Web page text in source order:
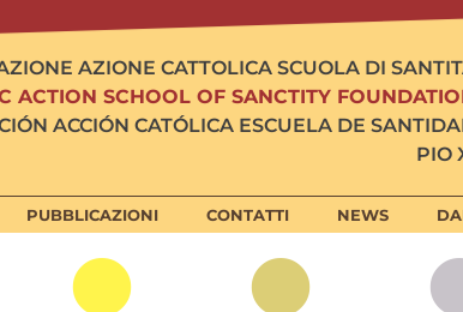
AZIONE CATTOLICA SCUOLA DI
ACTION SCHOOL OF SANCTITY
ACCIÓN CATÓLICA ESCUELA DE
PIO
PUBBLICAZIONI CONTATTI NEWS